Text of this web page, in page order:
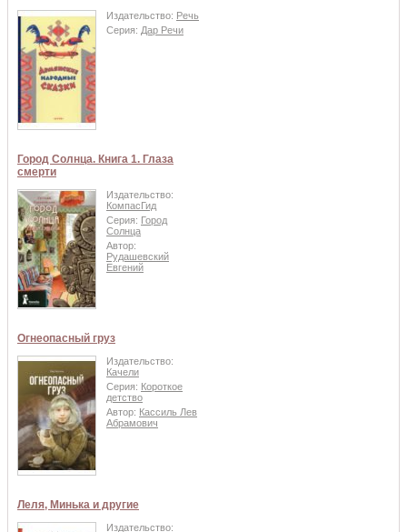
Издательство: Речь
Серия: Дар Речи
Город Солнца. Книга 1. Глаза
смерти
Издательство:
КомпасГид
Серия: Город
Солнца
Автор:
Рудашевский
Евгений
Огнеопасный груз
Издательство:
Качели
Серия: Короткое
детство
Автор: Кассиль Лев
Абрамович
Леля, Минька и другие
Издательство: